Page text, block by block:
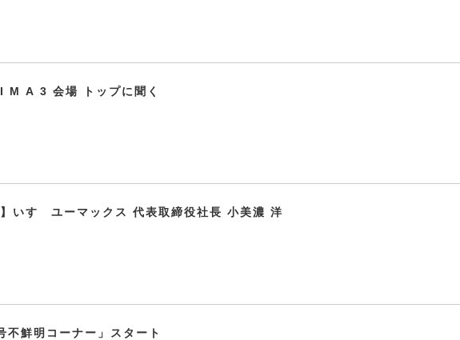
A 3 会場 トップに聞く
いすゞユーマックス 代表取締役社長 小美濃 洋
不鮮明コーナー」スタート